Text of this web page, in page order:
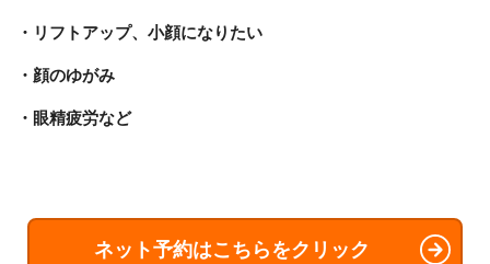
・リフトアップ、小顔になりたい
・顔のゆがみ
・眼精疲労など
ネット予約はこちらをクリック